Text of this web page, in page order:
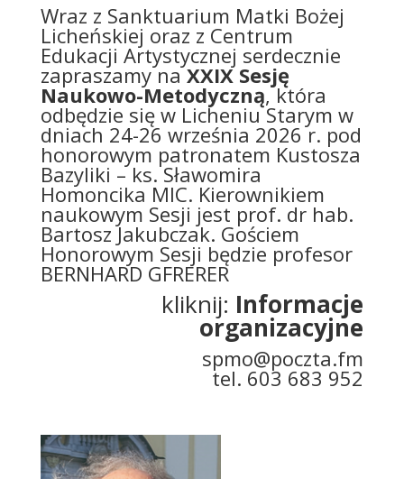
Wraz z Sanktuarium Matki Bożej
Licheńskiej oraz z Centrum
Edukacji Artystycznej serdecznie
zapraszamy naXXIX Sesję
Naukowo-Metodyczną, która
odbędzie się w Licheniu Starym w
dniach 24-26 września 2026 r. pod
honorowym patronatem Kustosza
Bazyliki – ks. Sławomira
Homoncika MIC. Kierownikiem
naukowym Sesji jest prof. dr hab.
Bartosz Jakubczak. Gościem
Honorowym Sesji będzie profesor
BERNHARD GFRERER
kliknij: Informacje
organizacyjne
spmo@poczta.fm
tel. 603 683 952